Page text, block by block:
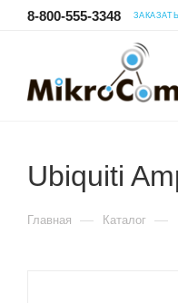
8-800-555-3348
Ubiquiti
Главная — Каталог —